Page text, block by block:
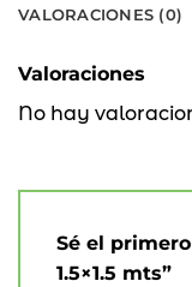
VALORACIONES (0)
Valoraciones
No hay
Sé el
1.5×1.5 mts”